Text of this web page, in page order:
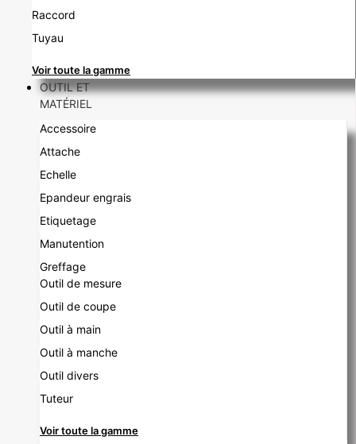
Raccord
Tuyau
Voir toute la gamme
OUTIL ET
MATÉRIEL
Accessoire
Attache
Echelle
Epandeur engrais
Etiquetage
Manutention
Greffage
Outil de mesure
Outil de coupe
Outil à main
Outil à manche
Outil divers
Tuteur
Voir toute la gamme